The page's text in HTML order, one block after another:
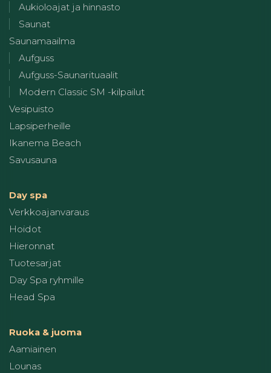
Aukioloajat ja hinnasto
Saunat
Saunamaailma
Aufguss
Aufguss-Saunarituaalit
Modern Classic SM -kilpailut
Vesipuisto
Lapsiperheille
Ikanema Beach
Savusauna
Day spa
Verkkoajanvaraus
Hoidot
Hieronnat
Tuotesarjat
Day Spa ryhmille
Head Spa
Ruoka & juoma
Aamiainen
Lounas